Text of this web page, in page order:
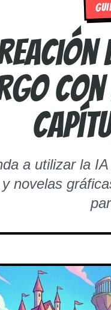
con
a utilizar la
novelas